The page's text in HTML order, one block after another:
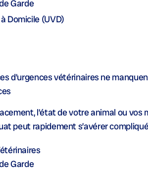
Garde
Domicile (UVD)
d’urgences vétérinaires ne
l’état de votre animal ou vos
peut rapidement s’avérer
Garde